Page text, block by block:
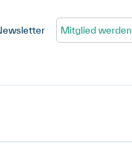
Mitglied werden